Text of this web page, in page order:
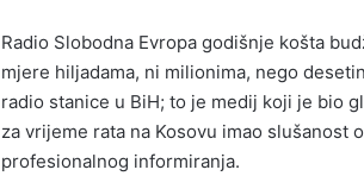
Radio Slobodna Evropa godišnje košta
mjere hiljadama, ni milionima, nego
radio stanice u BiH; to je medij koji je bio
za vrijeme rata na Kosovu imao slušanost
profesionalnog informiranja.